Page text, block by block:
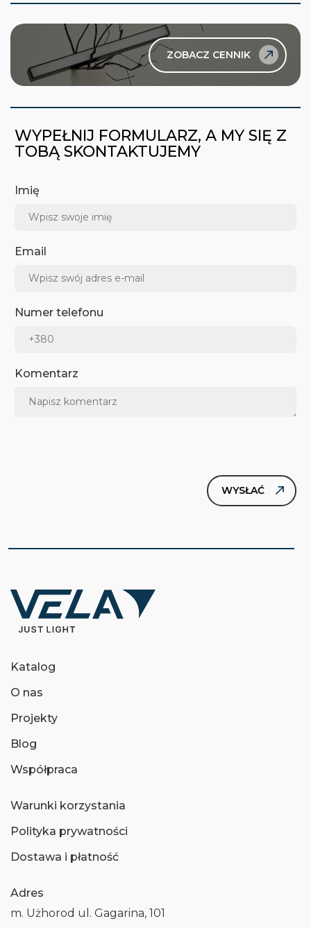
ZOBACZ CENNIK
WYPEŁNIJ FORMULARZ, A MY SIĘ Z
TOBĄ SKONTAKTUJEMY
Imię
Email
Numer telefonu
Komentarz
Katalog
O nas
Projekty
Blog
Współpraca
Warunki korzystania
Polityka prywatności
Dostawa i płatność
Adres
m. Użhorod ul. Gagarina, 101